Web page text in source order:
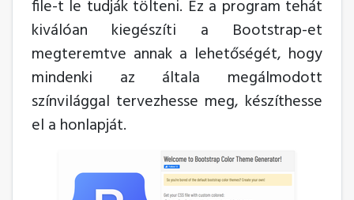
file-t le tudják tölteni. Ez a program tehát
kiválóan kiegészíti a Bootstrap-et
megteremtve annak a lehetőségét, hogy
mindenki az általa megálmodott
színvilággal tervezhesse meg, készíthesse
el a honlapját.